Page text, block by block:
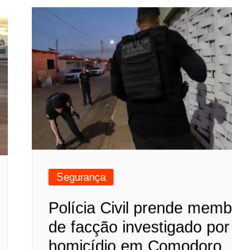
Segurança
Polícia Civil prende
de facção investigado por
homicídio em Comodoro